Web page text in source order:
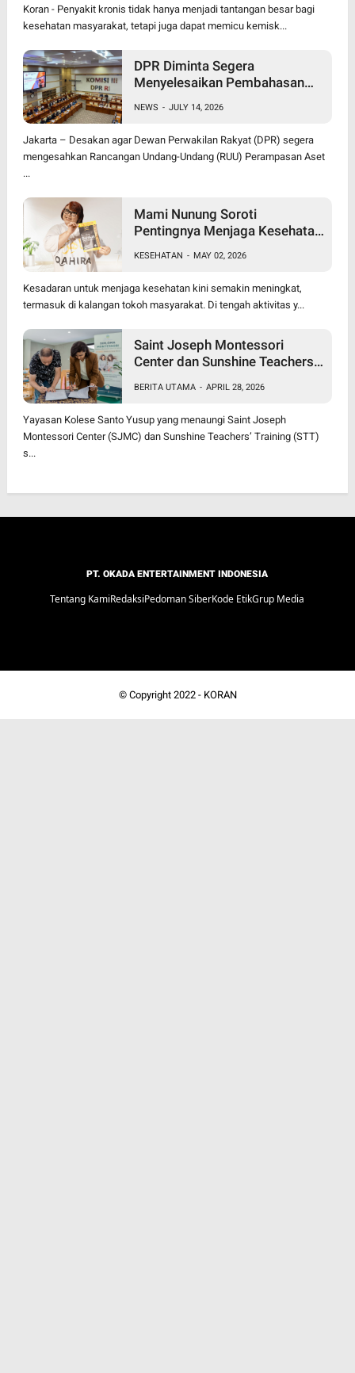
Koran - Penyakit kronis tidak hanya menjadi tantangan besar bagi
kesehatan masyarakat, tetapi juga dapat memicu kemisk...
DPR Diminta Segera
Menyelesaikan Pembahasan
NEWS - JULY 14, 2026
Jakarta – Desakan agar Dewan Perwakilan Rakyat (DPR) segera
mengesahkan Rancangan Undang-Undang (RUU) Perampasan Aset
...
Mami Nunung Soroti
Pentingnya Menjaga Kesehatan
Alami dalam penanganan
benjolan
KESEHATAN - MAY 02, 2026
Kesadaran untuk menjaga kesehatan kini semakin meningkat,
termasuk di kalangan tokoh masyarakat. Di tengah aktivitas y...
Saint Joseph Montessori
Center dan Sunshine Teachers’
Sama, Luncurkan Program
Diploma Montessori Berjenjang
Pertama di Jawa Timur
BERITA UTAMA - APRIL 28, 2026
Yayasan Kolese Santo Yusup yang menaungi Saint Joseph
Montessori Center (SJMC) dan Sunshine Teachers’ Training (STT)
s...
PT. OKADA ENTERTAINMENT INDONESIA
Tentang KamiRedaksiPedoman SiberKode EtikGrup Media
© Copyright 2022 - KORAN